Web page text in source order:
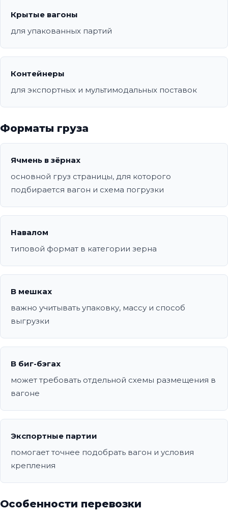
Крытые вагоны
для упакованных партий
Контейнеры
для экспортных и мультимодальных поставок
Форматы груза
Ячмень в зёрнах
основной груз страницы, для которого
подбирается вагон и схема погрузки
Навалом
типовой формат в категории зерна
В мешках
важно учитывать упаковку, массу и способ
выгрузки
В биг-бэгах
может требовать отдельной схемы размещения в
вагоне
Экспортные партии
помогает точнее подобрать вагон и условия
крепления
Особенности перевозки